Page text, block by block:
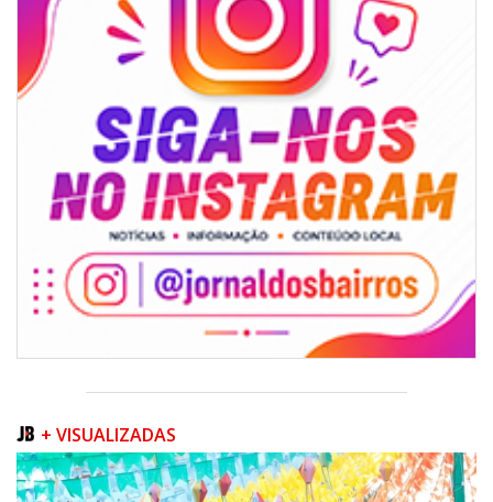
BALNEÁRIO CAMBORIÚ
+ VISUALIZADAS